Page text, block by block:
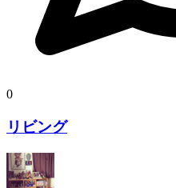
0
リビング